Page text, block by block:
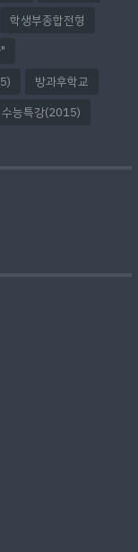
학생부종합전형
방과후학교
수능특강(2015)